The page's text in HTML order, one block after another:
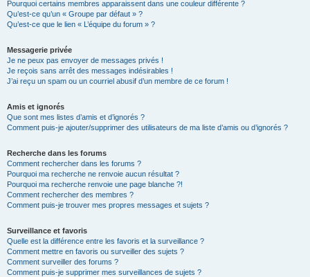
Pourquoi certains membres apparaissent dans une couleur différente ?
Qu’est-ce qu’un « Groupe par défaut » ?
Qu’est-ce que le lien « L’équipe du forum » ?
Messagerie privée
Je ne peux pas envoyer de messages privés !
Je reçois sans arrêt des messages indésirables !
J’ai reçu un spam ou un courriel abusif d’un membre de ce forum !
Amis et ignorés
Que sont mes listes d’amis et d’ignorés ?
Comment puis-je ajouter/supprimer des utilisateurs de ma liste d’amis ou d’ignorés ?
Recherche dans les forums
Comment rechercher dans les forums ?
Pourquoi ma recherche ne renvoie aucun résultat ?
Pourquoi ma recherche renvoie une page blanche ?!
Comment rechercher des membres ?
Comment puis-je trouver mes propres messages et sujets ?
Surveillance et favoris
Quelle est la différence entre les favoris et la surveillance ?
Comment mettre en favoris ou surveiller des sujets ?
Comment surveiller des forums ?
Comment puis-je supprimer mes surveillances de sujets ?